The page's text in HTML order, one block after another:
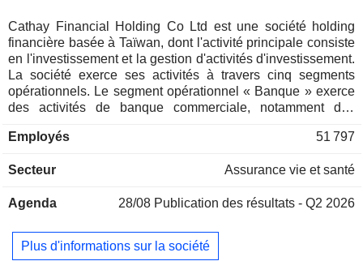
Cathay Financial Holding Co Ltd est une société holding
financière basée à Taïwan, dont l'activité principale consiste
en l'investissement et la gestion d'activités d'investissement.
La société exerce ses activités à travers cinq segments
opérationnels. Le segment opérationnel « Banque » exerce
des activités de banque commerciale, notamment des
Le segment d'activité Assurance-vie exerce des activités de
d'intérêt, d'assurances liées à des placements et de services
de biens exerce des activités d'assurance incendie,
d'assurance responsabilité civile et d'autres assurances. Le
segment d'activité Titres exerce des activités de courtage, de
Employés 51 797
Secteur Assurance vie et santé
Agenda 28/08 Publication des résultats - Q2 2026
Plus d'informations sur la société